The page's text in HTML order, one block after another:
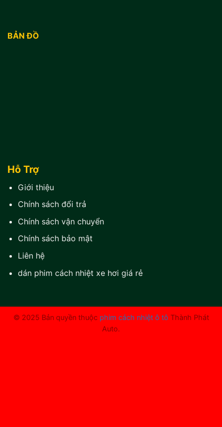
BẢN ĐỒ
Hỗ Trợ
Giới thiệu
Chính sách đổi trả
Chính sách vận chuyển
Chính sách bảo mật
Liên hệ
dán phim cách nhiệt xe hơi giá rẻ
© 2025 Bản quyền thuộc phim cách nhiệt ô tô Thành Phát
Auto.